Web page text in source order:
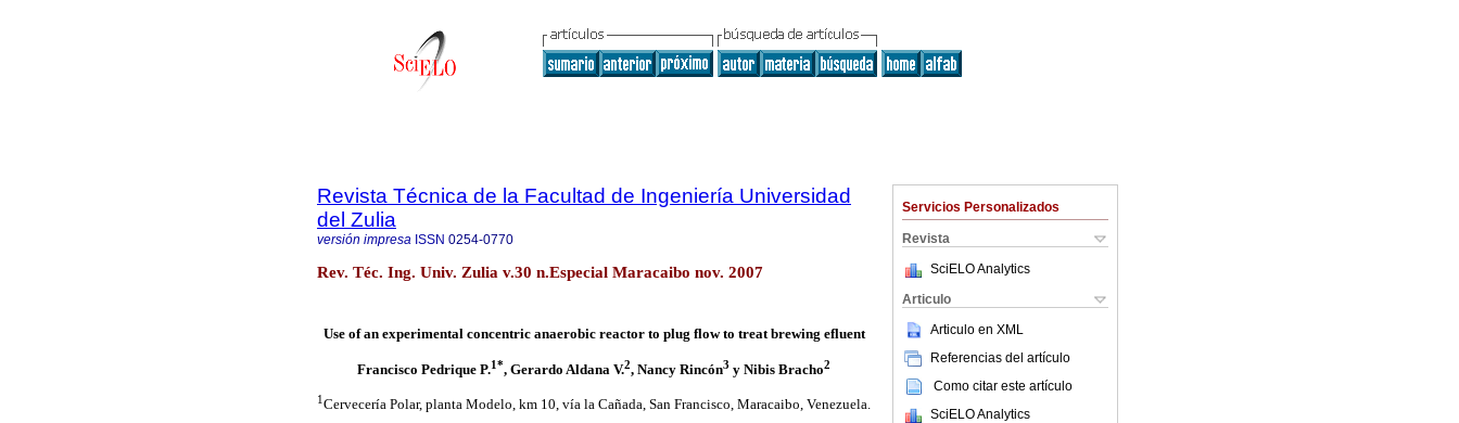
Servicios Personalizados
Revista
SciELO Analytics
Articulo
Articulo en XML
Referencias del artículo
Como citar este artículo
SciELO Analytics
Revista Técnica de la Facultad de Ingeniería Universidad
del Zulia
versión impresa ISSN 0254-0770
Rev. Téc. Ing. Univ. Zulia v.30 n.Especial Maracaibo nov. 2007
Use of an experimental concentric anaerobic reactor to plug flow to treat brewing efluent
Francisco Pedrique P.1*, Gerardo Aldana V.2, Nancy Rincón3 y Nibis Bracho2
1Cervecería Polar, planta Modelo, km 10, vía la Cañada, San Francisco, Maracaibo, Venezuela.